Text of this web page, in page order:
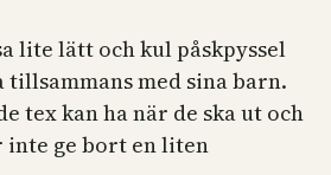
lite lätt och kul påskpyssel
tillsammans med sina barn.
tex kan ha när de ska ut och
ge bort en liten